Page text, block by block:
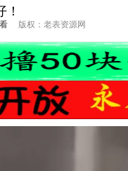
版权：老表资源网